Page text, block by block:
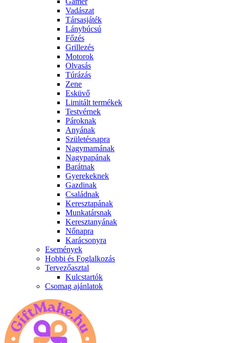
Vadászat
Társasjáték
Lánybúcsú
Főzés
Grillezés
Motorok
Olvasás
Túrázás
Zene
Esküvő
Limitált termékek
Testvérnek
Pároknak
Anyának
Születésnapra
Nagymamának
Nagypapának
Barátnak
Gyerekeknek
Gazdinak
Családnak
Keresztapának
Munkatársnak
Keresztanyának
Nőnapra
Karácsonyra
Események
Hobbi és Foglalkozás
Tervezőasztal
Kulcstartók
Csomag ajánlatok